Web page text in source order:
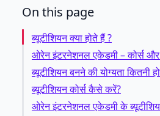
On this page
ब्यूटीशियन क्या होते हैं ?
ओरेन इंटरनेशनल एकेडमी – कोर्स
ब्यूटीशियन बनने की योग्यता कितनी
ब्यूटीशियन कोर्स कैसे करें?
ओरेन इंटरनेशनल एकेडमी के